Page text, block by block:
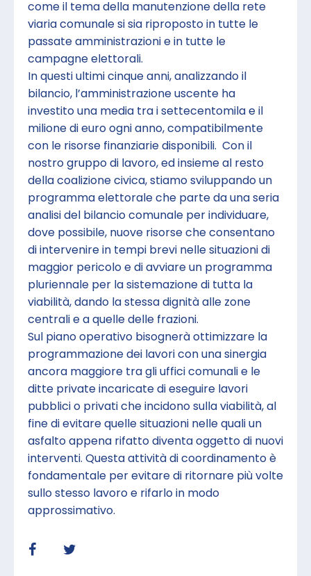
come il tema della manutenzione della rete
viaria comunale si sia riproposto in tutte le
passate amministrazioni e in tutte le
campagne elettorali.
In questi ultimi cinque anni, analizzando il
bilancio, l’amministrazione uscente ha
investito una media tra i settecentomila e il
milione di euro ogni anno, compatibilmente
con le risorse finanziarie disponibili. Con il
nostro gruppo di lavoro, ed insieme al resto
della coalizione civica, stiamo sviluppando un
programma elettorale che parte da una seria
analisi del bilancio comunale per individuare,
dove possibile, nuove risorse che consentano
di intervenire in tempi brevi nelle situazioni di
maggior pericolo e di avviare un programma
pluriennale per la sistemazione di tutta la
viabilità, dando la stessa dignità alle zone
centrali e a quelle delle frazioni.
Sul piano operativo bisognerà ottimizzare la
programmazione dei lavori con una sinergia
ancora maggiore tra gli uffici comunali e le
ditte private incaricate di eseguire lavori
pubblici o privati che incidono sulla viabilità, al
fine di evitare quelle situazioni nelle quali un
asfalto appena rifatto diventa oggetto di nuovi
interventi. Questa attività di coordinamento è
fondamentale per evitare di ritornare più volte
sullo stesso lavoro e rifarlo in modo
approssimativo.